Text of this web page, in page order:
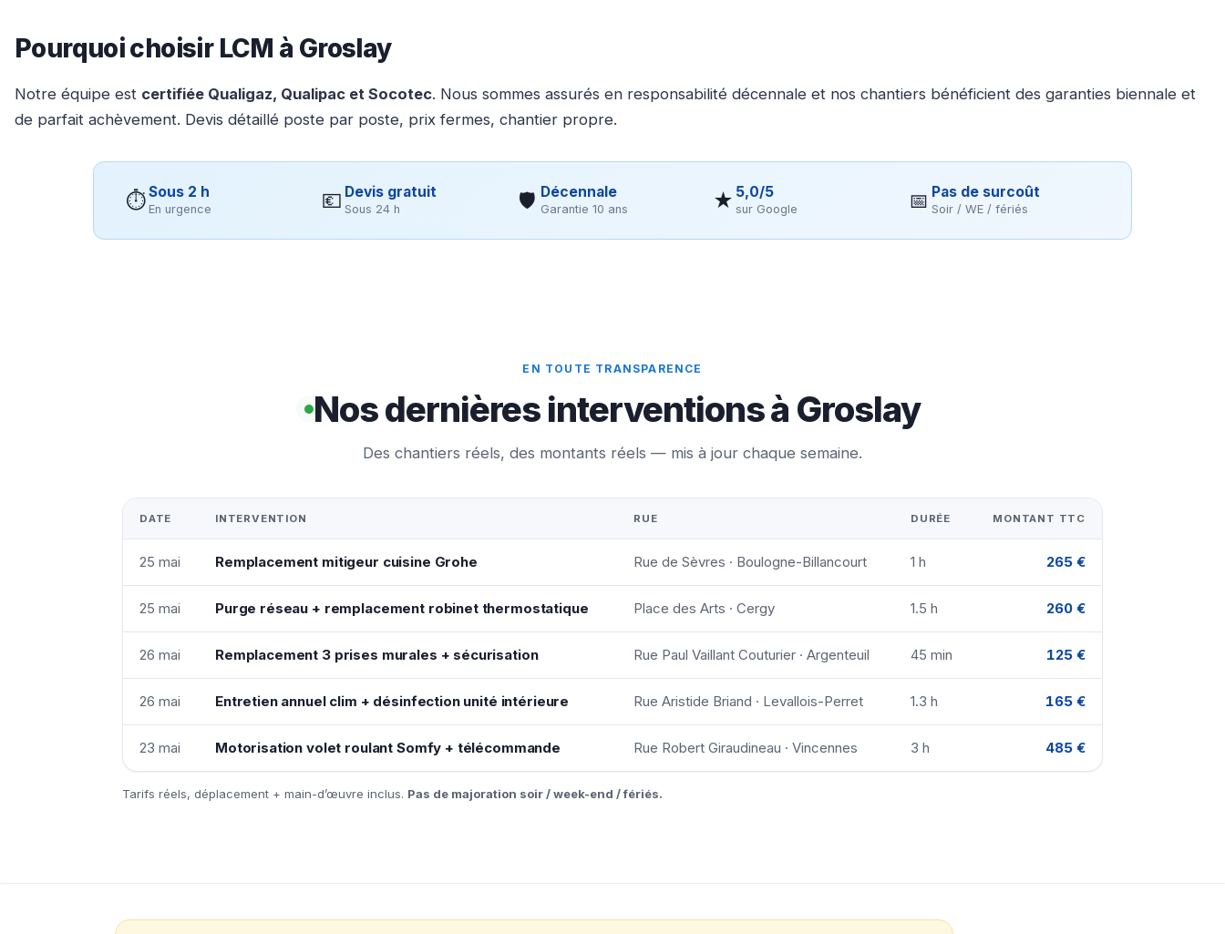
Pourquoi choisir LCM à Groslay
Notre équipe est certifiée Qualigaz, Qualipac et Socotec. Nous sommes assurés en responsabilité décennale et nos chantiers bénéficient des garanties biennale et
de parfait achèvement. Devis détaillé poste par poste, prix fermes, chantier propre.
⏱Sous 2 h
En urgence 💶 Devis gratuit
Sous 24 h 🛡 Décennale
Garantie 10 ans ★ 5,0/5
sur Google 📅 Pas de surcoût
Soir / WE / fériés
EN TOUTE TRANSPARENCE
Nos dernières interventions à Groslay
Des chantiers réels, des montants réels — mis à jour chaque semaine.
DATE INTERVENTION RUE DURÉE MONTANT TTC
25 mai Remplacement mitigeur cuisine Grohe Rue de Sèvres · Boulogne-Billancourt 1 h 265 €
25 mai Purge réseau + remplacement robinet thermostatique Place des Arts · Cergy 1.5 h 260 €
26 mai Remplacement 3 prises murales + sécurisation Rue Paul Vaillant Couturier · Argenteuil 45 min 125 €
26 mai Entretien annuel clim + désinfection unité intérieure Rue Aristide Briand · Levallois-Perret 1.3 h 165 €
23 mai Motorisation volet roulant Somfy + télécommande Rue Robert Giraudineau · Vincennes 3 h 485 €
Tarifs réels, déplacement + main-d’œuvre inclus. Pas de majoration soir / week-end / fériés.